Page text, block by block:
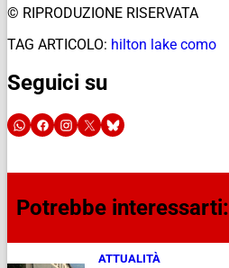
© RIPRODUZIONE RISERVATA
TAG ARTICOLO: hilton lake como
Seguici su
Potrebbe interessarti:
ATTUALITÀ